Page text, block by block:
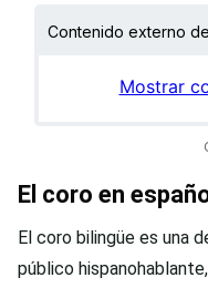
Contenido externo
El coro en
El coro bilingüe es una
público